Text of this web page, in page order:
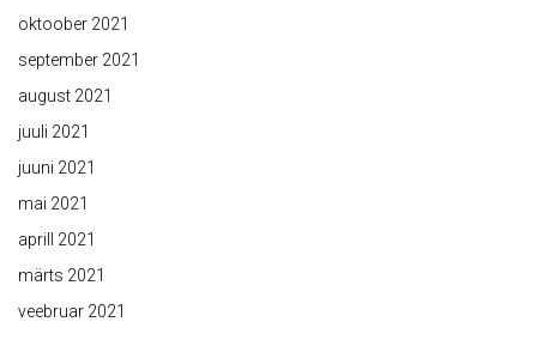
oktoober 2021
september 2021
august 2021
juuli 2021
juuni 2021
mai 2021
aprill 2021
märts 2021
veebruar 2021